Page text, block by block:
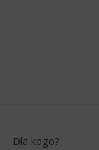
Dla kogo?